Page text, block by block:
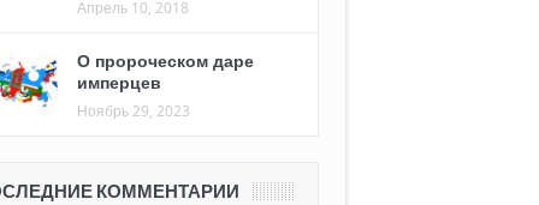
Апрель 10, 2018
О пророческом даре
имперцев
Ноябрь 29, 2023
КОММЕНТАРИИ